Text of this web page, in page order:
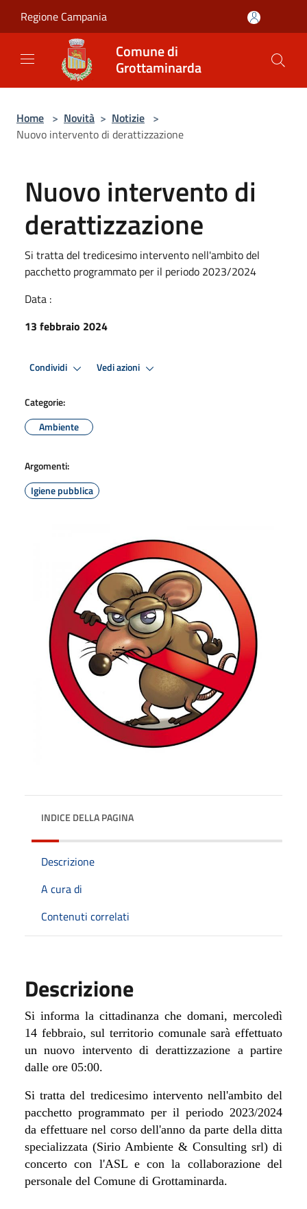
Regione Campania
Comune di
Grottaminarda
Home > Novità > Notizie >
Nuovo intervento di derattizzazione
Nuovo intervento di
derattizzazione
Si tratta del tredicesimo intervento nell'ambito del
pacchetto programmato per il periodo 2023/2024
Data :
13 febbraio 2024
Condividi Vedi azioni
Categorie:
Ambiente
Argomenti:
Igiene pubblica
INDICE DELLA PAGINA
Descrizione
A cura di
Contenuti correlati
Descrizione
Si informa la cittadinanza che domani, mercoledì
14 febbraio, sul territorio comunale sarà effettuato
un nuovo intervento di derattizzazione a partire
dalle ore 05:00.
Si tratta del tredicesimo intervento nell'ambito del
pacchetto programmato per il periodo 2023/2024
da effettuare nel corso dell'anno da parte della ditta
specializzata (Sirio Ambiente & Consulting srl) di
concerto con l'ASL e con la collaborazione del
personale del Comune di Grottaminarda.